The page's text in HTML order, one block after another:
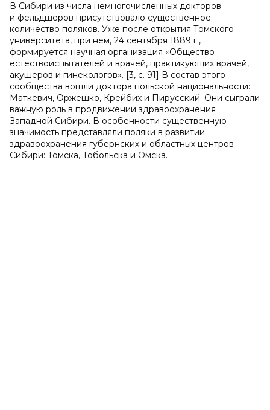
В Сибири из числа немногочисленных докторов
и фельдшеров присутствовало существенное
количество поляков. Уже после открытия Томского
университета, при нем, 24 сентября 1889 г.,
формируется научная организация «Общество
естествоиспытателей и врачей, практикующих врачей,
акушеров и гинекологов». [3, с. 91] В состав этого
сообщества вошли доктора польской национальности:
Маткевич, Оржешко, Крейбих и Пирусский. Они сыграли
важную роль в продвижении здравоохранения
Западной Сибири. В особенности существенную
значимость представляли поляки в развитии
здравоохранения губернских и областных центров
Сибири: Томска, Тобольска и Омска.